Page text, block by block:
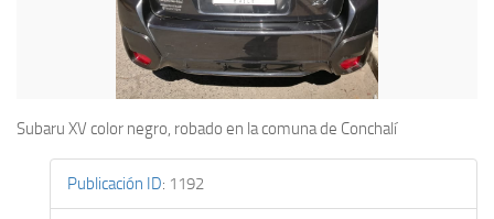
Subaru XV color negro, robado en la comuna de Conchalí
Publicación ID: 1192